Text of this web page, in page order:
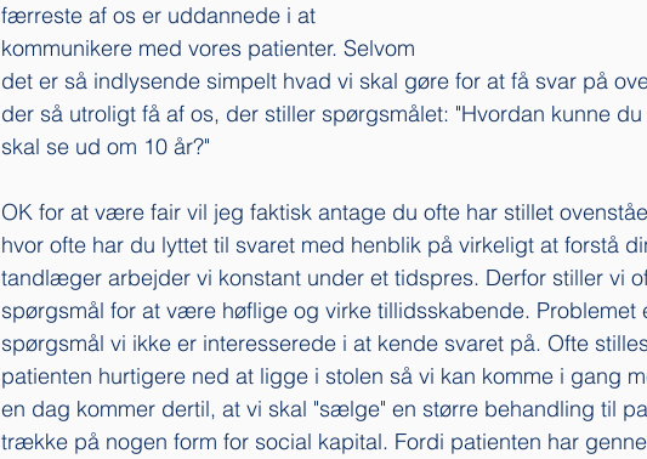
færreste af os er uddannede i at
kommunikere med vores patienter. Selvom
det er så indlysende simpelt hvad vi skal gøre for at få svar på
der så utroligt få af os, der stiller spørgsmålet: "Hvordan kunne
skal se ud om 10 år?"
OK for at være fair vil jeg faktisk antage du ofte har stillet
hvor ofte har du lyttet til svaret med henblik på virkeligt at forstå
tandlæger arbejder vi konstant under et tidspres. Derfor stiller vi
spørgsmål for at være høflige og virke tillidsskabende. Problemet
spørgsmål vi ikke er interesserede i at kende svaret på. Ofte
patienten hurtigere ned at ligge i stolen så vi kan komme i gang
en dag kommer dertil, at vi skal "sælge" en større behandling til
trække på nogen form for social kapital. Fordi patienten har